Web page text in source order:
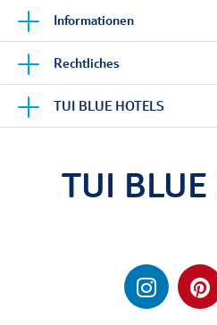
Informationen
Rechtliches
TUI BLUE HOTELS
TUI BLUE